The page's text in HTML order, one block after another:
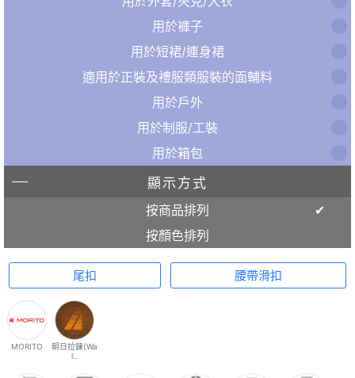
用於褲子
用於短裙/連身裙
適用於正裝及禮服類服裝的面輔料
用於戶外
用於制服/工裝
用於箱包
顯示方式
按商品排列
按顏色排列
尾扣 腰帶滑扣
MORITO
朝日拉鍊(Wa
l..